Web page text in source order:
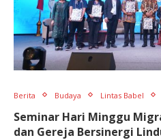
Berita Budaya Lintas Babel
Seminar Hari Minggu
dan Gereja Bersinergi